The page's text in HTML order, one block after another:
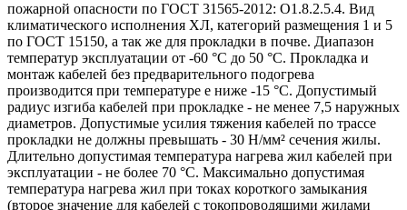
пожарной опасности по ГОСТ 31565-2012: О1.8.2.5.4. Вид
климатического исполнения ХЛ, категорий размещения 1 и 5
по ГОСТ 15150, а так же для прокладки в почве. Диапазон
температур эксплуатации от -60 °С до 50 °С. Прокладка и
монтаж кабелей без предварительного подогрева
производится при температуре е ниже -15 °С. Допустимый
радиус изгиба кабелей при прокладке - не менее 7,5 наружных
диаметров. Допустимые усилия тяжения кабелей по трассе
прокладки не должны превышать - 30 H/мм² сечения жилы.
Длительно допустимая температура нагрева жил кабелей при
эксплуатации - не более 70 °С. Максимально допустимая
температура нагрева жил при токах короткого замыкания
(второе значение для кабелей с токопроводящими жилами